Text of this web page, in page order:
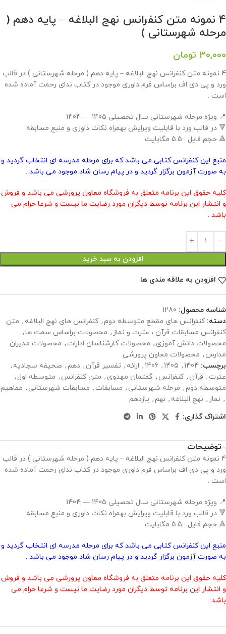
4 نمونه متن کنفرانس نهج البلاغه – پایه دهم (
مرحله شهرستانی )
30,000 تومان
4 نمونه متن کنفرانس نهج البلاغه – پایه دهم ( مرحله شهرستانی ) در قالب
ورد و پی دی اف براساس فرم داوری موجود در کتاب ندای رحمت آماده شده
است .
📍 ویژه مرحله شهرستانی سال تحصیلی 1405 — 1404
🔻 در قالب ورد با قابلیت ویرایش بهمراه نکات داوری و منبع مسابقه
🔺 حجم فایل : 5.5 مگابایت
منبع این کنفرانس کتابی می باشد که برای مرحله مدرسه ای انتخاب گردید و
به صورت آزمون برگزار گردید و در پیام رسان شاد موجود می باشد .
کلیه حقوق این برنامه متعلق به فروشگاه معاون پرورشی می باشد و فروش
و انتشار این برنامه توسط دیگران مورد رضایت ما نیست و شرعا حرام می
باشد .
افزودن به سبد خرید
افزودن به علاقه مندی ها
شناسه محصول: 1280
دسته: کنفرانس های مقطع متوسطه دوم, کنفرانس های نهج البلاغه , متن
کنفرانس مسابقات قرآن ، عترت و نماز , محصولات براساس سمت ها,
محصولات دانش آموزی , محصولات کارشناسان ادارات , محصولات مدیران
مدارس , محصولات معاون پرورشی
برچسب: 1404
,
1405
,
1406
, ارائه , تفسیر قرآن , دهم, صحیفه سجادیه ,
عترت , قرآن , کنفرانس , گفتمان مهدوی , متن کنفرانس , متوسطه اول ,
متوسطه دوم, مرحله شهرستانی , مسابقات , مسابقات شهرستانی , مفاهیم
, نماز , نهج البلاغه , نهم, یازدهم
اشتراک گذاری:
توضیحات
4 نمونه متن کنفرانس نهج البلاغه – پایه دهم ( مرحله شهرستانی ) در قالب
ورد و پی دی اف براساس فرم داوری موجود در کتاب ندای رحمت آماده شده
است .
📍 ویژه مرحله شهرستانی سال تحصیلی 1405 — 1404
🔻 در قالب ورد با قابلیت ویرایش بهمراه نکات داوری و منبع مسابقه
🔺 حجم فایل : 5.5 مگابایت
منبع این کنفرانس کتابی می باشد که برای مرحله مدرسه ای انتخاب گردید و
به صورت آزمون برگزار گردید و در پیام رسان شاد موجود می باشد .
کلیه حقوق این برنامه متعلق به فروشگاه معاون پرورشی می باشد و فروش
و انتشار این برنامه توسط دیگران مورد رضایت ما نیست و شرعا حرام می
باشد .